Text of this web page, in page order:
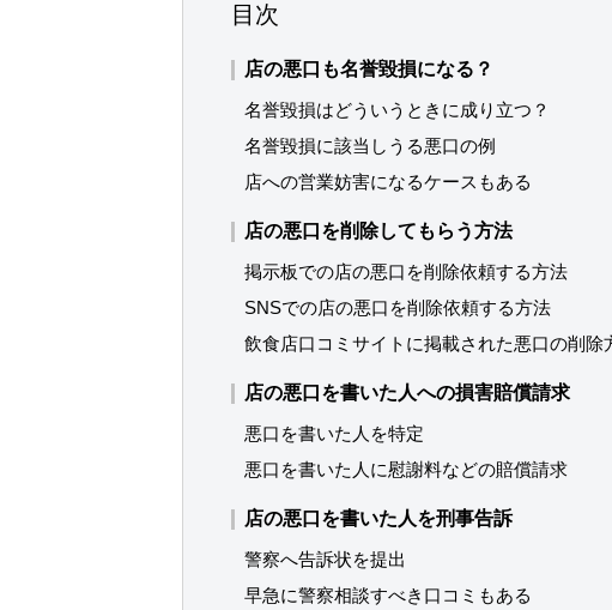
目次
店の悪口も名誉毀損になる？
名誉毀損はどういうときに成り立つ？
名誉毀損に該当しうる悪口の例
店への営業妨害になるケースもある
店の悪口を削除してもらう方法
掲示板での店の悪口を削除依頼する方法
SNSでの店の悪口を削除依頼する方法
飲食店口コミサイトに掲載された悪口の削除
店の悪口を書いた人への損害賠償請求
悪口を書いた人を特定
悪口を書いた人に慰謝料などの賠償請求
店の悪口を書いた人を刑事告訴
警察へ告訴状を提出
早急に警察相談すべき口コミもある